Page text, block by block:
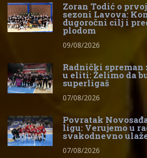
Zoran Todić o
sezoni Lavova:
dugoročni cilj i
plodom
09/08/2026
Radnički spreman
u eliti: Želimo da
superligaš
07/08/2026
Povratak
ligu: Verujemo u
svakodnevno
07/08/2026